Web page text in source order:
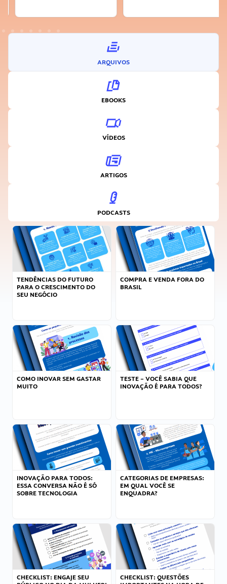
ARQUIVOS
EBOOKS
VÍDEOS
ARTIGOS
PODCASTS
TENDÊNCIAS DO FUTURO
PARA O CRESCIMENTO DO
SEU NEGÓCIO
COMPRA E VENDA FORA DO
BRASIL
COMO INOVAR SEM GASTAR
MUITO
TESTE – VOCÊ SABIA QUE
INOVAÇÃO É PARA TODOS?
INOVAÇÃO PARA TODOS:
ESSA CONVERSA NÃO É SÓ
SOBRE TECNOLOGIA
CATEGORIAS DE EMPRESAS:
EM QUAL VOCÊ SE
ENQUADRA?
CHECKLIST: ENGAJE SEU
CHECKLIST: QUESTÕES